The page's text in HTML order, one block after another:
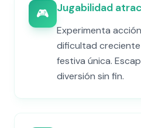
🎮 Jugabilidad
Experimenta
dificultad
festiva única.
diversión sin fin.